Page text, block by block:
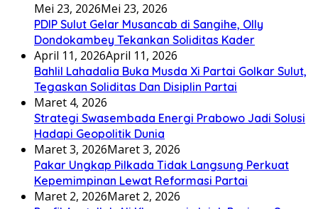
Mei 23, 2026Mei 23, 2026
PDIP Sulut Gelar Musancab di Sangihe, Olly
Dondokambey Tekankan Soliditas Kader
April 11, 2026April 11, 2026
Bahlil Lahadalia Buka Musda Xi Partai Golkar Sulut,
Tegaskan Soliditas Dan Disiplin Partai
Maret 4, 2026
Strategi Swasembada Energi Prabowo Jadi Solusi
Hadapi Geopolitik Dunia
Maret 3, 2026Maret 3, 2026
Pakar Ungkap Pilkada Tidak Langsung Perkuat
Kepemimpinan Lewat Reformasi Partai
Maret 2, 2026Maret 2, 2026